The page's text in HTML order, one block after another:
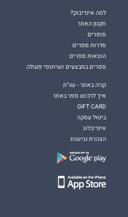
מי שמחפשים השראה ותקווה שאפשרי
לנצח את הכול.
וכול מי שאוהב ונהנה מרומן קולח,
למה אינדיבוק?
תקנון האתר
סופרים
סדרות ספרים
הוצאות ספרים
ספרים במבצעים ושיתופי פעולה
קניה באתר - שו"ת
איך לרכוש ספר באתר
GIFT CARD
ביטול עסקה
אינדיבלוג
הצהרת נגישות